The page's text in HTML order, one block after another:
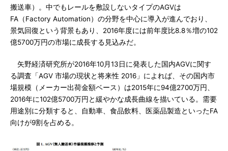
搬送車）。中でもレールを敷設しないタイプのAGVは
FA（Factory Automation）の分野を中心に導入が進んでおり、
景気回復という背景もあり、2016年度には前年度比8.8％増の102
億5700万円の市場に成長する見込みだ。
矢野経済研究所が2016年10月13日に発表した国内AGVに関す
る調査「AGV 市場の現状と将来性 2016」によれば、その国内市
場規模（メーカー出荷金額ベース）は2015年に94億2700万円、
2016年に102億5700万円と緩やかな成長曲線を描いている。需要
用途別に分類すると、自動車、食品飲料、医薬品製造といったFA
向けが9割を占める。